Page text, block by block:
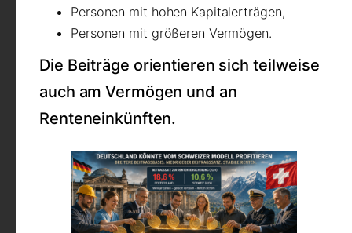
Personen mit hohen Kapitalerträgen,
Personen mit größeren Vermögen.
Die Beiträge orientieren sich teilweise
auch am Vermögen und an
Renteneinkünften.